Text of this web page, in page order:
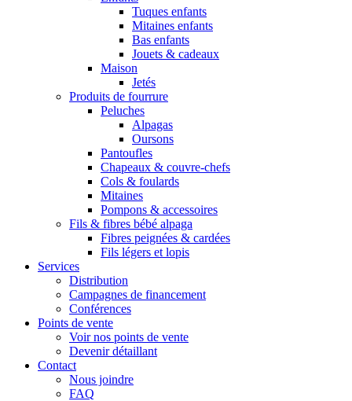
Tuques enfants
Mitaines enfants
Bas enfants
Jouets & cadeaux
Maison
Jetés
Produits de fourrure
Peluches
Alpagas
Oursons
Pantoufles
Chapeaux & couvre-chefs
Cols & foulards
Mitaines
Pompons & accessoires
Fils & fibres bébé alpaga
Fibres peignées & cardées
Fils légers et lopis
Services
Distribution
Campagnes de financement
Conférences
Points de vente
Voir nos points de vente
Devenir détaillant
Contact
Nous joindre
FAQ